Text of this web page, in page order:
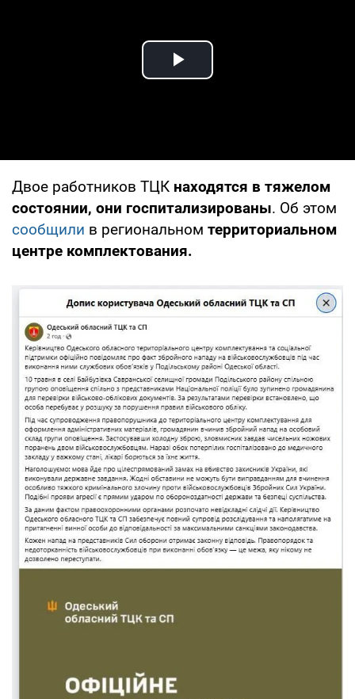
Play Video
Двое работников ТЦК находятся в тяжелом
состоянии, они госпитализированы. Об этом
сообщили в региональном территориальном
центре комплектования.